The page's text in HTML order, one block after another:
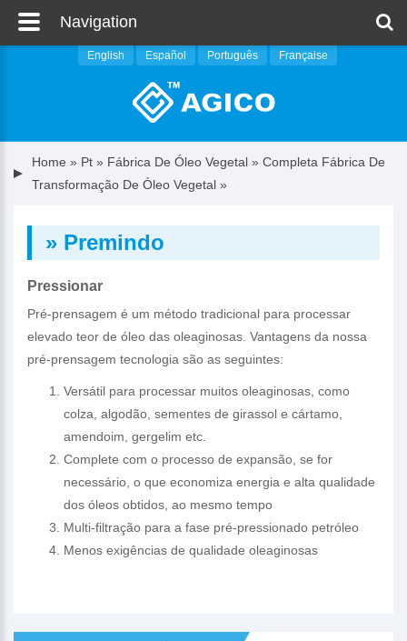
Française
Português
Español
English
Home » Pt » Fábrica De Óleo Vegetal » Completa Fábrica De
Transformação De Óleo Vegetal »
» Premindo
Pressionar
Pré-prensagem é um método tradicional para processar
elevado teor de óleo das oleaginosas. Vantagens da nossa
pré-prensagem tecnologia são as seguintes:
Versátil para processar muitos oleaginosas, como
colza, algodão, sementes de girassol e cártamo,
amendoim, gergelim etc.
Complete com o processo de expansão, se for
necessário, o que economiza energia e alta qualidade
dos óleos obtidos, ao mesmo tempo
Multi-filtração para a fase pré-pressionado petróleo
Menos exigências de qualidade oleaginosas
Navigation